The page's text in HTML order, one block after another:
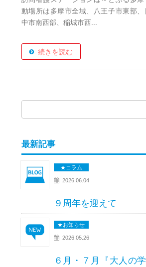
動場所は多摩市全域、八王子市東部
中市南西部、稲城市西...
続きを読む
最新記事
★コラム
2026.06.04
９周年を迎えて
★お知らせ
2026.05.26
６月・７月『大人の